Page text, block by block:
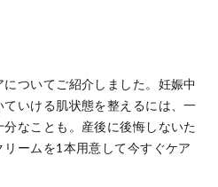
ついてご紹介しました。妊娠中
いける肌状態を整えるには、一
なことも。産後に後悔しないた
ームを1本用意して今すぐケア